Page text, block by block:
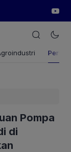
Pompa
di